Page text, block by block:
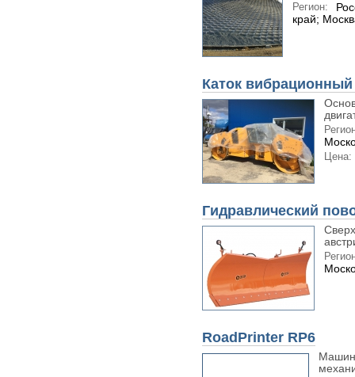
Регион:
край;
Каток вибрационный
Цена:
Гидравлический
RoadPrinter RP6